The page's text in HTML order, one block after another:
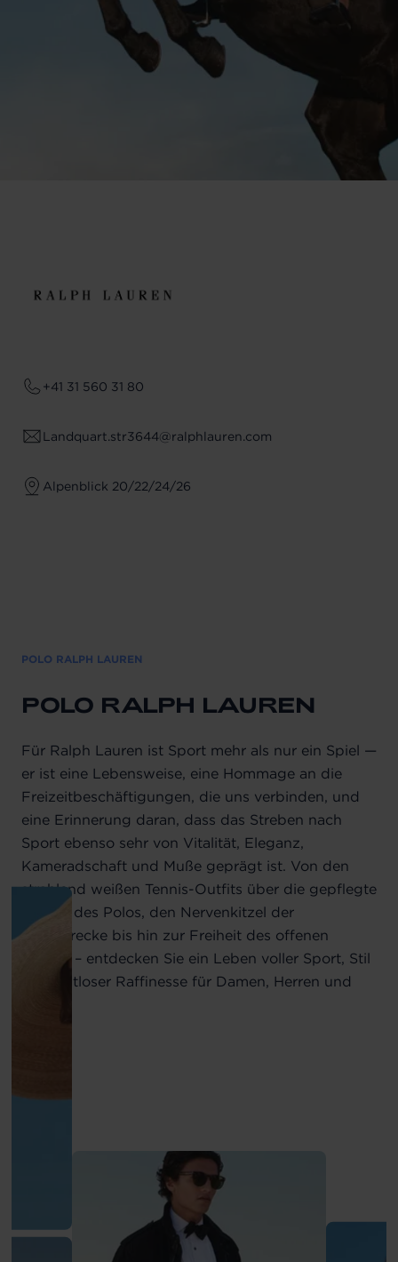
+41 31 560 31 80
Landquart.str3644@ralphlauren.com
Alpenblick 20/22/24/26
POLO RALPH LAUREN
POLO RALPH LAUREN
Für Ralph Lauren ist Sport mehr als nur ein Spiel —
er ist eine Lebensweise, eine Hommage an die
Freizeitbeschäftigungen, die uns verbinden, und
eine Erinnerung daran, dass das Streben nach
Sport ebenso sehr von Vitalität, Eleganz,
Kameradschaft und Muße geprägt ist. Von den
strahlend weißen Tennis-Outfits über die gepflegte
Anmut des Polos, den Nervenkitzel der
Rennstrecke bis hin zur Freiheit des offenen
Meeres – entdecken Sie ein Leben voller Sport, Stil
und zeitloser Raffinesse für Damen, Herren und